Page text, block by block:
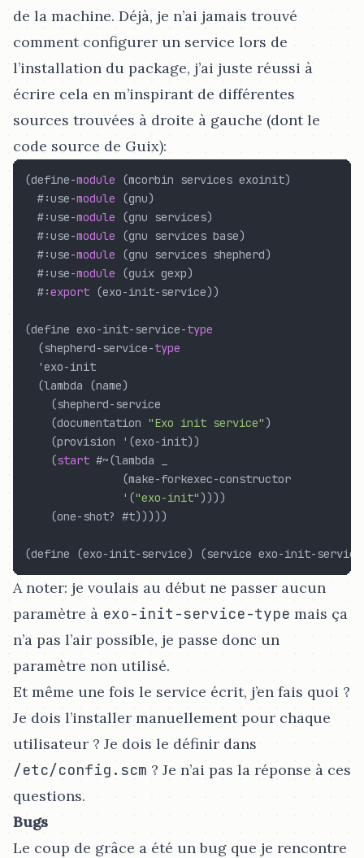
de la machine. Déjà, je n’ai jamais trouvé
comment configurer un service lors de
l’installation du package, j’ai juste réussi à
écrire cela en m’inspirant de différentes
sources trouvées à droite à gauche (dont le
code source de Guix):
(define-module (mcorbin services exoinit)
  #:use-
module (gnu)
  #:use-
module (gnu services)
  #:use-
module (gnu services base)
  #:use-
module (gnu services shepherd)
  #:use-
module (guix gexp)
  #:
export (exo-init-service))
(define exo-init-service-type
(shepherd-service-type
  'exo-init
(lambda (name)
(shepherd-service
(documentation "Exo init service")
(provision ' (exo-init))
(start #~(lambda _
(make-forkexec-constructor
               '
("exo-init"))))
(one-shot? #t)))))
(define (exo-init-service) (service exo-init-
A noter: je voulais au début ne passer aucun
paramètre à exo-init-service-type mais ça
n’a pas l’air possible, je passe donc un
paramètre non utilisé.
Et même une fois le service écrit, j’en fais quoi ?
Je dois l’installer manuellement pour chaque
utilisateur ? Je dois le définir dans
/etc/config.scm ? Je n’ai pas la réponse à ces
questions.
Bugs
Le coup de grâce a été un bug que je rencontre